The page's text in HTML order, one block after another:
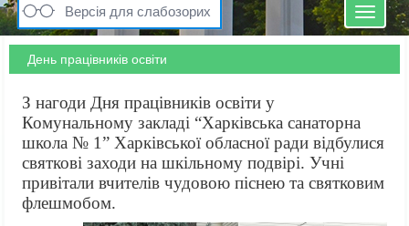
Версія для слабозорих
Toggle
День працівників освіти
З нагоди Дня працівників освіти у
Комунальному закладі “Харківська санаторна
школа № 1” Харківської обласної ради відбулися
святкові заходи на шкільному подвірі. Учні
привітали вчителів чудовою піснею та святковим
флешмобом.